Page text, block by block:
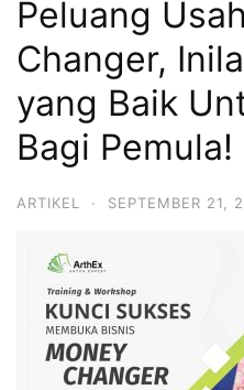
Peluang
Changer,
yang Baik
Bagi Pemula!
ARTIKEL · SEPTEMBER 21,